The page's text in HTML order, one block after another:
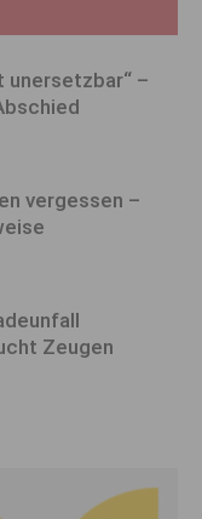
unersetzbar“ –
vergessen –
Zeugen